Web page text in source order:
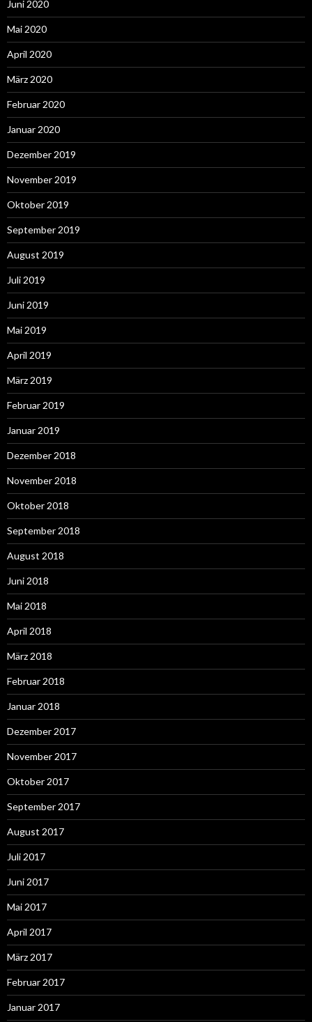
Juni 2020
Mai 2020
April 2020
März 2020
Februar 2020
Januar 2020
Dezember 2019
November 2019
Oktober 2019
September 2019
August 2019
Juli 2019
Juni 2019
Mai 2019
April 2019
März 2019
Februar 2019
Januar 2019
Dezember 2018
November 2018
Oktober 2018
September 2018
August 2018
Juni 2018
Mai 2018
April 2018
März 2018
Februar 2018
Januar 2018
Dezember 2017
November 2017
Oktober 2017
September 2017
August 2017
Juli 2017
Juni 2017
Mai 2017
April 2017
März 2017
Februar 2017
Januar 2017